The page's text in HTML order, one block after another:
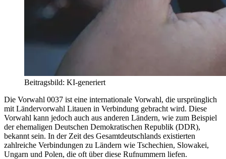
Beitragsbild: KI-generiert
Die Vorwahl 0037 ist eine internationale Vorwahl, die ursprünglich
mit Ländervorwahl Litauen in Verbindung gebracht wird. Diese
Vorwahl kann jedoch auch aus anderen Ländern, wie zum Beispiel
der ehemaligen Deutschen Demokratischen Republik (DDR),
bekannt sein. In der Zeit des Gesamtdeutschlands existierten
zahlreiche Verbindungen zu Ländern wie Tschechien, Slowakei,
Ungarn und Polen, die oft über diese Rufnummern liefen.